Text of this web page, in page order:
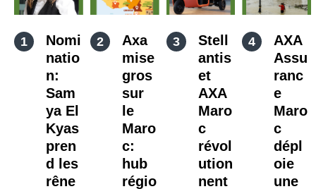
Nomi
natio
n:
Sam
ya El
Kyas
pren
d les
rêne
Axa
mise
gros
sur
le
Maro
c:
hub
régio
Stell
antis
et
AXA
Maro
c
révol
ution
nent
AXA
Assu
ranc
e
Maro
c
dépl
oie
une